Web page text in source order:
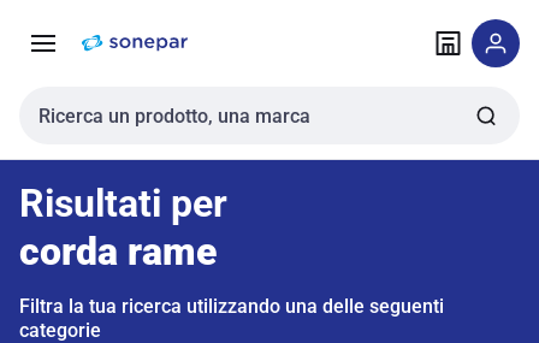
navigazione alla
Cerca input
Risultati per
corda rame
Filtra la tua ricerca utilizzando una delle seguenti
categorie